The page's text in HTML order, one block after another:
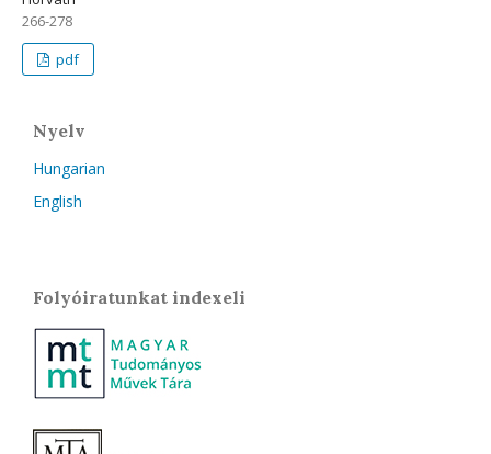
266-278
pdf
Nyelv
Hungarian
English
Folyóiratunkat indexeli